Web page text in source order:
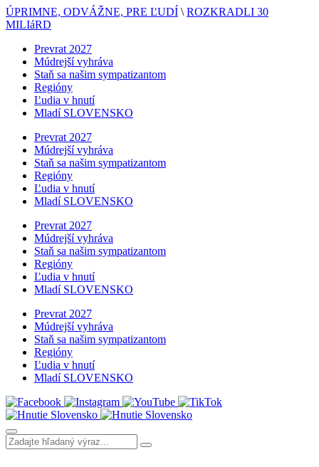
ÚPRIMNE, ODVÁŽNE, PRE ĽUDÍ \ ROZKRADLI 30
MILIáRD
Prevrat 2027
Múdrejší vyhráva
Staň sa našim sympatizantom
Regióny
Ľudia v hnutí
Mladí SLOVENSKO
Prevrat 2027
Múdrejší vyhráva
Staň sa našim sympatizantom
Regióny
Ľudia v hnutí
Mladí SLOVENSKO
Prevrat 2027
Múdrejší vyhráva
Staň sa našim sympatizantom
Regióny
Ľudia v hnutí
Mladí SLOVENSKO
Prevrat 2027
Múdrejší vyhráva
Staň sa našim sympatizantom
Regióny
Ľudia v hnutí
Mladí SLOVENSKO